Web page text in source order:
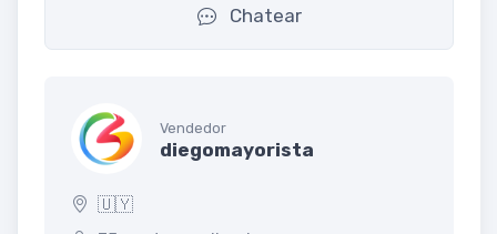
Chatear
Vendedor
diegomayorista
🇺🇾